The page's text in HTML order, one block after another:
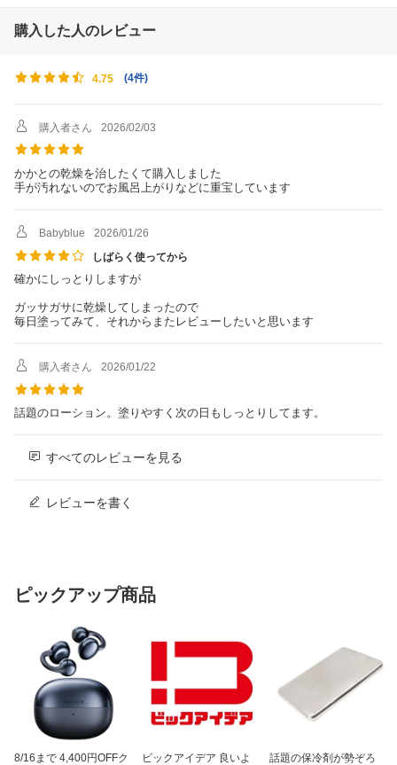
購入した人のレビュー
4.75 (4件)
購入者さん 2026/02/03
かかとの乾燥を治したくて購入しました
手が汚れないのでお風呂上がりなどに重宝しています
Babyblue
2026/01/26
しばらく使ってから
確かにしっとりしますが
ガッサガサに乾燥してしまったので
毎日塗ってみて、それからまたレビューしたいと思います
購入者さん 2026/01/22
話題のローション。塗りやすく次の日もしっとりしてます。
すべてのレビューを見る
レビューを書く
ピックアップ商品
8/16まで 4,400円OFFク
ビックアイデア 良いよ
話題の保冷剤が勢ぞろ